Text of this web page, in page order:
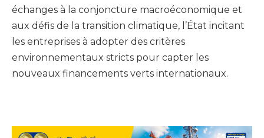
échanges à la conjoncture macroéconomique et
aux défis de la transition climatique, l’État incitant
les entreprises à adopter des critères
environnementaux stricts pour capter les
nouveaux financements verts internationaux.